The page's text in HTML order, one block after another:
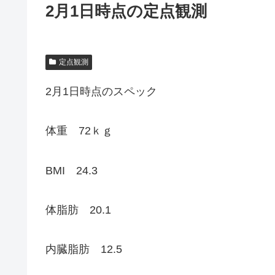
2月1日時点の定点観測
定点観測
2月1日時点のスペック
体重 72ｋｇ
BMI 24.3
体脂肪 20.1
内臓脂肪 12.5